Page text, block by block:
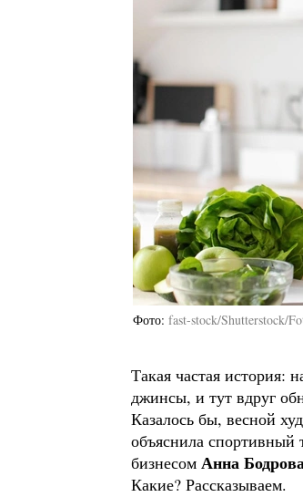
Фото fast-stock/Shutterstock/
Такая частая история:
джинсы, и тут вдруг
Казалось бы, весной
объяснила спортивный
бизнесом Анна
Какие? Рассказываем.